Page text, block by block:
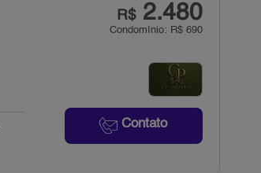
R$2.480
Condomínio: R$ 690
Contato